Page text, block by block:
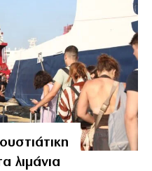
λιμάνια